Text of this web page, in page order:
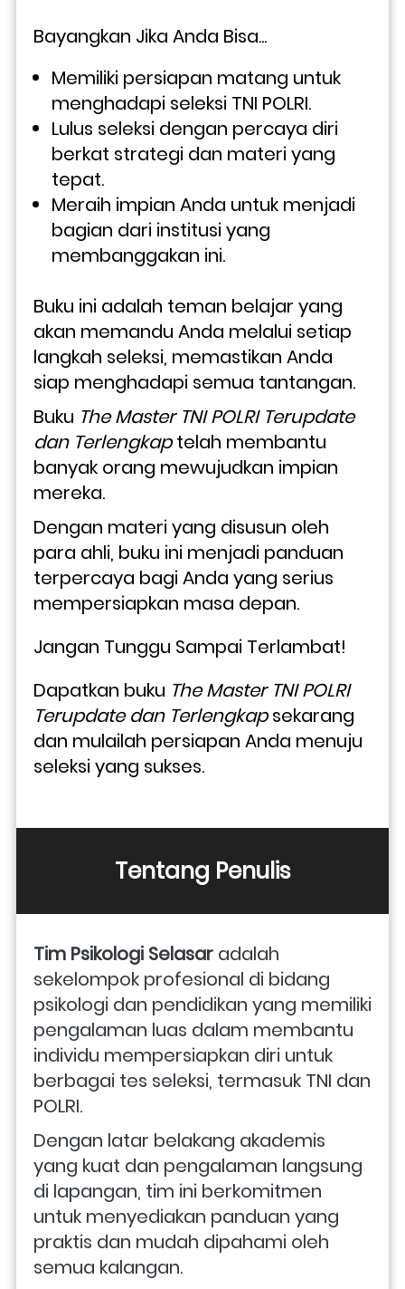
Bayangkan Jika Anda Bisa...
Memiliki persiapan matang untuk
menghadapi seleksi TNI POLRI.
Lulus seleksi dengan percaya diri
berkat strategi dan materi yang
tepat.
Meraih impian Anda untuk menjadi
bagian dari institusi yang
membanggakan ini.
Buku ini adalah teman belajar yang
akan memandu Anda melalui setiap
langkah seleksi, memastikan Anda
siap menghadapi semua tantangan.
Buku The Master TNI POLRI Terupdate
dan Terlengkap telah membantu
banyak orang mewujudkan impian
mereka.
Dengan materi yang disusun oleh
para ahli, buku ini menjadi panduan
terpercaya bagi Anda yang serius
mempersiapkan masa depan.
Jangan Tunggu Sampai Terlambat!
Dapatkan buku The Master TNI POLRI
Terupdate dan Terlengkap sekarang
dan mulailah persiapan Anda menuju
seleksi yang sukses.
Tentang Penulis
Tim Psikologi Selasar adalah
sekelompok profesional di bidang
psikologi dan pendidikan yang memiliki
pengalaman luas dalam membantu
individu mempersiapkan diri untuk
berbagai tes seleksi, termasuk TNI dan
POLRI.
Dengan latar belakang akademis
yang kuat dan pengalaman langsung
di lapangan, tim ini berkomitmen
untuk menyediakan panduan yang
praktis dan mudah dipahami oleh
semua kalangan.